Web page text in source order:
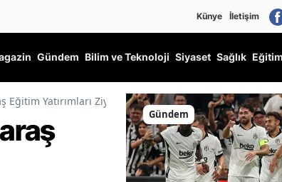
Künye İletişim
Gündem Bilim ve Teknoloji Siyaset Sağlık Eğitim
Eğitim Yatırımları Ziyareti
Gündem